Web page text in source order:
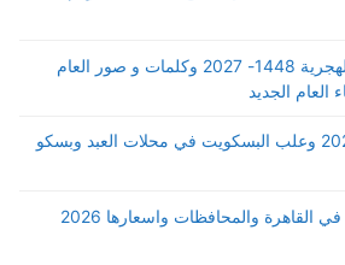
رسائل تهنئة رأس السنة الهجرية 1448- 2027 وكلمات و صور العام
جميع أسعار كحك العيد 2026 وعلب البسكويت في محلات العبد وبسكو
اجمل أماكن خروجة العيد في القاهرة والمحافظات واسعارها 2026